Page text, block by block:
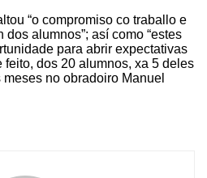
“o compromiso co traballo e
alumnos”; así como “estes
para abrir expectativas
feito, dos 20 alumnos, xa 5 deles
no obradoiro Manuel